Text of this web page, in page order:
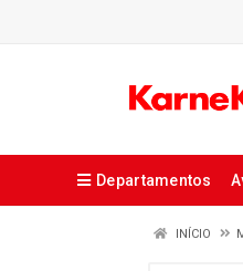
Departamentos
INÍCIO